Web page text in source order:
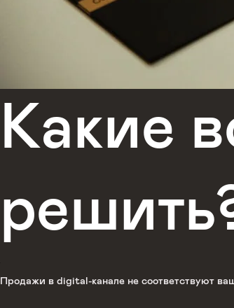
Какие
Продажи в digital-канале не соответствуют